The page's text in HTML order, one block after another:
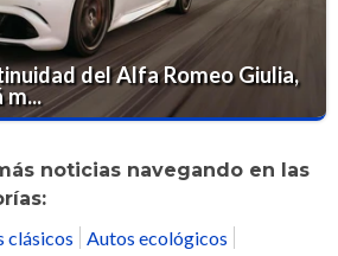
del Alfa Romeo Giulia,
m...
noticias navegando en las
clásicos
Autos ecológicos